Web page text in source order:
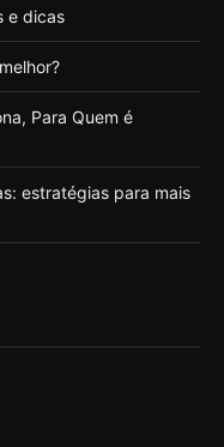
e dicas
Para Quem é
estratégias para mais